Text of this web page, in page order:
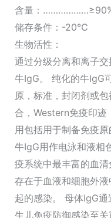
含量：………………≥90%
储存条件：-20℃
生物活性：
通过分级分离和离子
牛IgG。 纯化的牛IgG
原，标准，封闭剂或
合，Western免疫印迹
用包括用于制备免疫原
牛IgG用作电泳和液相
疫系统中最丰富的血清
存在于血液和细胞外
起的感染。 母体IgG
生儿免疫防御感染至